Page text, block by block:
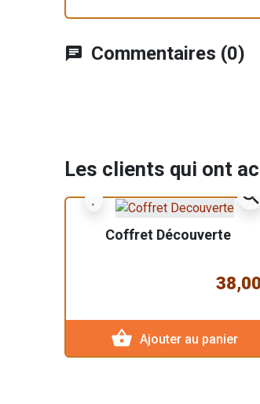
chat Commentaires (0)
Les clients qui ont
zoom_in
Coffret Découverte
shopping_basket Ajouter au panier